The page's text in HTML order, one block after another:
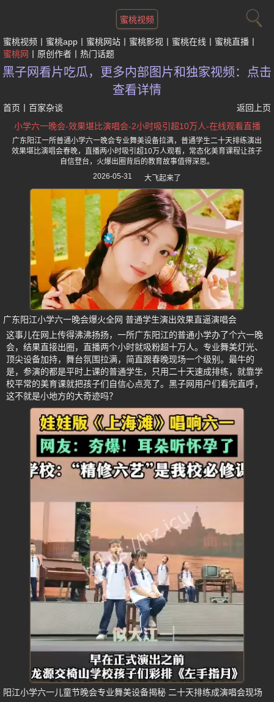
蜜桃视频
蜜桃视频 蜜桃app 蜜桃网站 蜜桃影视 蜜桃在线
蜜桃直播
蜜桃网
原创作者 热门话题
黑子网看片吃瓜，更多内部图片和独家视频：点击
查看详情
首页 百家杂谈
返回上页
小学六一晚会-效果堪比演唱会-2小时吸引超10万人-在线观看直播
广东阳江一所普通小学六一晚会专业舞美设备拉满，普通学生二十天排练演出
效果堪比演唱会春晚，直播两小时吸引超10万人观看，常态化美育课程让孩子
自信登台，火爆出圈背后的教育故事值得深思。
2026-05-31
大飞起来了
广东阳江小学六一晚会爆火全网 普通学生演出效果直逼演唱会
这事儿在网上传得沸沸扬扬，一所广东阳江的普通小学办了个六一晚
会，结果直接出圈，直播两个小时就吸粉超十万人。专业舞美灯光、
顶尖设备加持，舞台氛围拉满，简直跟春晚现场一个级别。最牛的
是，参演的都是平时上课的普通学生，只用二十天速成排练，就靠学
校平常的美育课就把孩子们自信心点亮了。黑子网用户们看完直呼，
这不就是小地方的大奇迹吗？
阳江小学六一儿童节晚会专业舞美设备揭秘 二十天排练成演唱会现场